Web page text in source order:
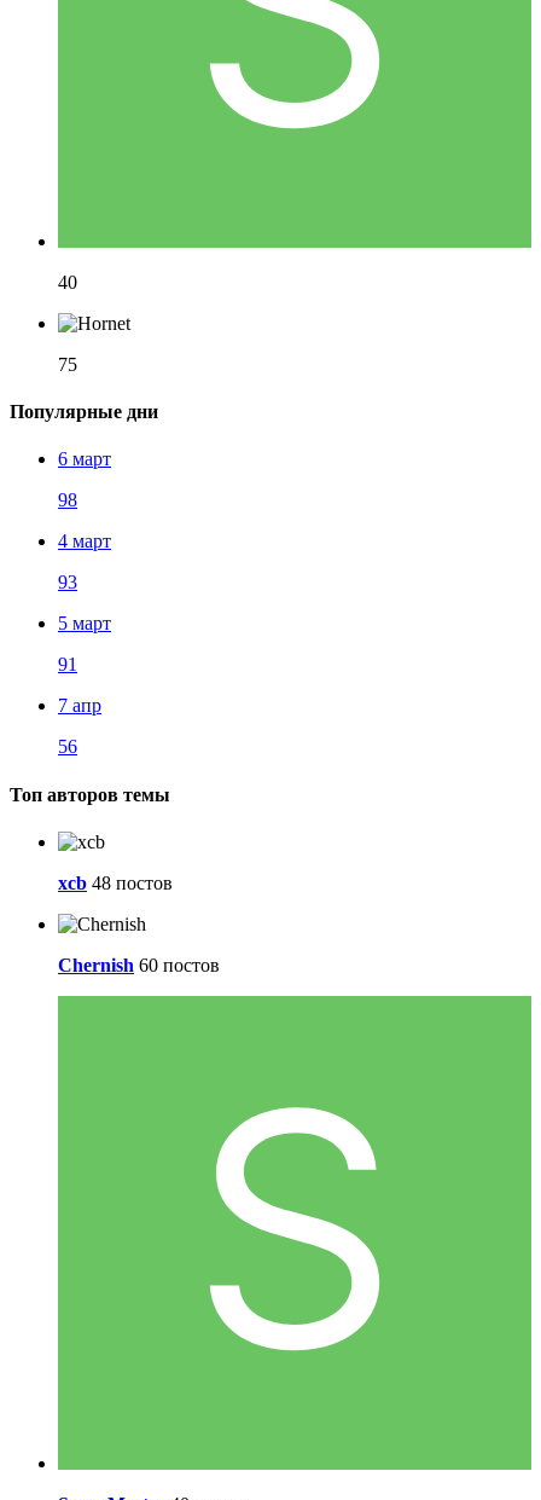
40
75
Популярные дни
6 март
98
4 март
93
5 март
91
7 апр
56
Топ авторов темы
xcb 48 постов
Chernish 60 постов